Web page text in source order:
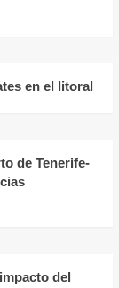
en el litoral
de Tenerife-
del